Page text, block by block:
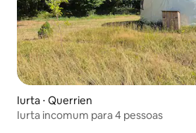
Iurta ⋅ Querrien
Iurta incomum para 4 pessoas